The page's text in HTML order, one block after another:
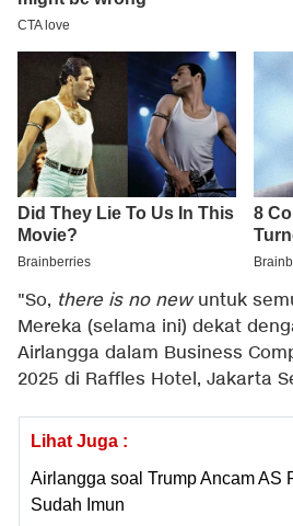
"So, there is no newuntuk
Mereka (selama ini) dekat
Airlangga dalam Business
2025 di Raffles Hotel, Jakarta
Lihat Juga :
Airlangga soal Trump Ancam AS
Sudah Imun